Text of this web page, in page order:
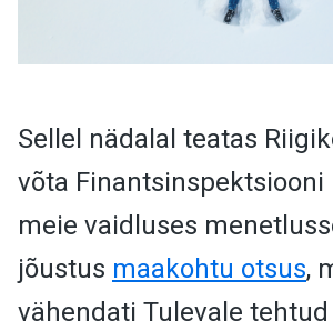
Sellel nädalal teatas
võta Finantsinspektsiooni
meie vaidluses
jõustus maakohtu otsus,
vähendati Tulevale